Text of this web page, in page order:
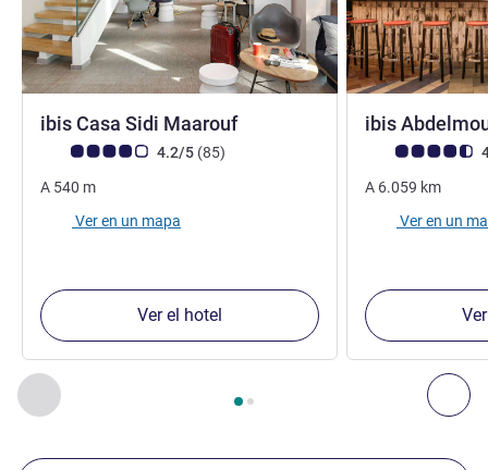
Anterior - Nuestros establecimientos cercanos
Página , Nuestros establecimientos cercanos 1 :,
ibis Casa Sidi Maarouf
Nota de clientes de Avis (Clasificación de ALL)
4.2/5 (85opiniones
)
A 540 m
Ver en un mapa
Ver el hotel
ibis
Nota de clientes
A 6.059 km
Ver en un